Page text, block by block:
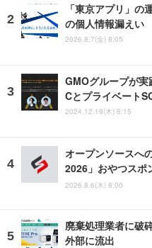
「東京アプリ」の
の個人情報漏えい
2026.8.7(金) 8:05
GMOグループが
Cとプライベート
2024.12.19(木) 8:15
オープンソースへ
2026」おやつスポ
2026.8.6(木) 8:00
廃棄処理業者に破
外部に流出